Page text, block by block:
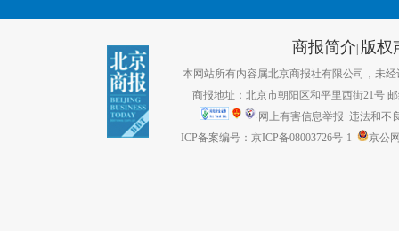
商报简介| 版权
本网站所有内容属北京商报社有限公司，未经
商报地址：北京市朝阳区和平里西街21号
网上有害信息举报 违法和不
ICP备案编号：京ICP备08003726号-1
京公